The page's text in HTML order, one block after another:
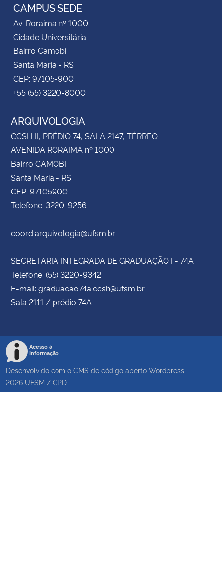
CAMPUS SEDE
Av. Roraima nº 1000
Cidade Universitária
Bairro Camobi
Santa Maria - RS
CEP: 97105-900
+55 (55) 3220-8000
ARQUIVOLOGIA
CCSH II, PRÉDIO 74, SALA 2147, TÉRREO
AVENIDA RORAIMA nº 1000
Bairro CAMOBI
Santa Maria - RS
CEP: 97105900
Telefone: 3220-9256
coord.arquivologia@ufsm.br
SECRETARIA INTEGRADA DE GRADUAÇÃO I - 74A
Telefone: (55) 3220-9342
E-mail: graduacao74a.ccsh@ufsm.br
Sala 2111 / prédio 74A
Acesso à
Informação
Desenvolvido com o CMS de código aberto Wordpress
2026 UFSM / CPD